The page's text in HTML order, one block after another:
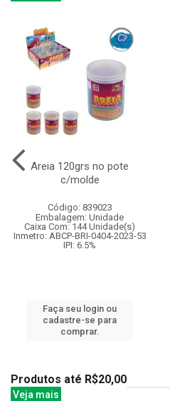
Areia 120grs no pote
c/molde
Código: 839023
Embalagem: Unidade
Caixa Com: 144 Unidade(s)
Inmetro: ABCP-BRI-0404-2023-53
IPI: 6.5%
Faça seu login ou
cadastre-se para
comprar.
Produtos até R$20,00
Veja mais